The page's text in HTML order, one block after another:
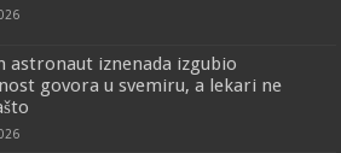
astronaut iznenada izgubio
govora u svemiru, a lekari ne